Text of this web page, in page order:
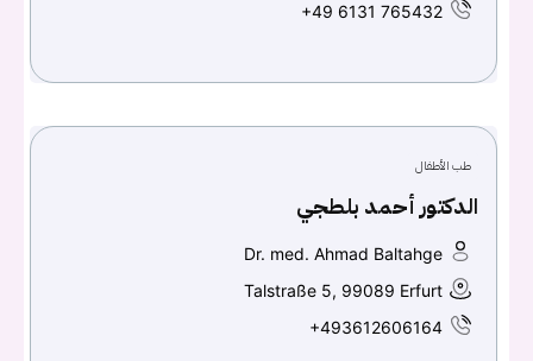
+49 6131 765432
طب الأطفال
الدكتور أحمد بلطجي
Dr. med. Ahmad Baltahge
Talstraße 5, 99089 Erfurt
+493612606164